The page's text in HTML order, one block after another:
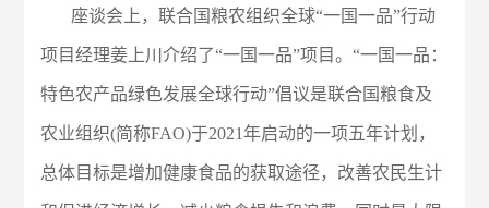
座谈会上，联合国粮农组织全球“一国一品”行动
项目经理姜上川介绍了“一国一品”项目。“一国一品：
特色农产品绿色发展全球行动”倡议是联合国粮食及
农业组织(简称FAO)于2021年启动的一项五年计划，
总体目标是增加健康食品的获取途径，改善农民生计